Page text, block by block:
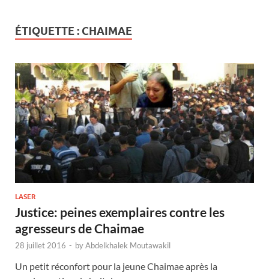
ÉTIQUETTE : CHAIMAE
LASER
Justice: peines exemplaires contre les
agresseurs de Chaimae
28 juillet 2016 - byAbdelkhalek Moutawakil
Un petit réconfort pour la jeune Chaimae après la